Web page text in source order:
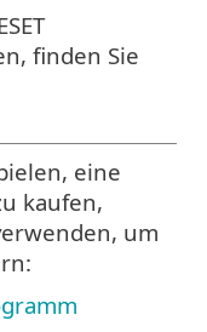
finden Sie
eine
kaufen,
um